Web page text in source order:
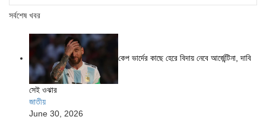
সর্বশেষ খবর
কেপ ভার্দের কাছে হেরে বিদায় নেবে আর্জেন্টিনা, দাবি
সেই ওঝার
জাতীয়
June 30, 2026